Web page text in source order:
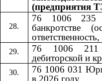
(предприятия
76 1006 235
банкротстве
76 1006 211
дебиторской и
76 1006 031
в 2026 году